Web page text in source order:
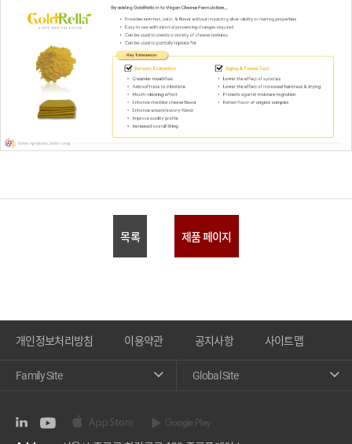
목록 제품 페이지
개인정보처리방침 이용약관 공지사항 사이트맵
Family Site Global Site